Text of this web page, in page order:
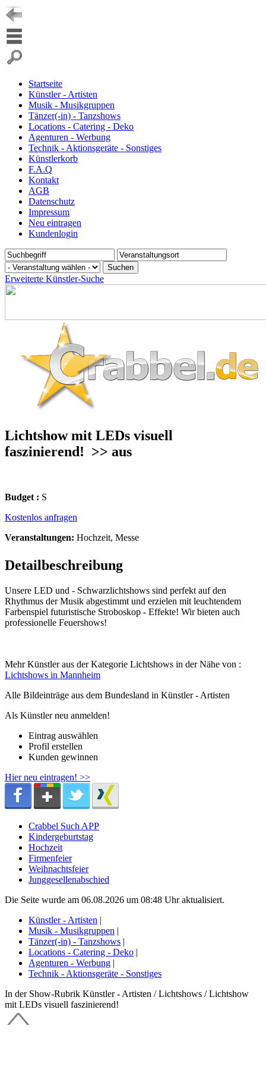
Startseite
Künstler - Artisten
Musik - Musikgruppen
Tänzer(-in) - Tanzshows
Locations - Catering - Deko
Agenturen - Werbung
Technik - Aktionsgeräte - Sonstiges
Künstlerkorb
F.A.Q
Kontakt
AGB
Datenschutz
Impressum
Neu eintragen
Kundenlogin
Erweiterte Künstler-Suche
Lichtshow mit LEDs visuell
faszinierend! >> aus
Budget : S
Kostenlos anfragen
Veranstaltungen: Hochzeit, Messe
Detailbeschreibung
Unsere LED und - Schwarzlichtshows sind perfekt auf den
Rhythmus der Musik abgestimmt und erzielen mit leuchtendem
Farbenspiel futuristische Stroboskop - Effekte! Wir bieten auch
professionelle Feuershows!
Mehr Künstler aus der Kategorie Lichtshows in der Nähe von :
Lichtshows in Mannheim
Alle Bildeinträge aus dem Bundesland in Künstler - Artisten
Als Künstler neu anmelden!
Eintrag auswählen
Profil erstellen
Kunden gewinnen
Hier neu eintragen! >>
Crabbel Such APP
Kindergeburtstag
Hochzeit
Firmenfeier
Weihnachtsfeier
Junggesellenabschied
Die Seite wurde am 06.08.2026 um 08:48 Uhr aktualisiert.
Künstler - Artisten |
Musik - Musikgruppen |
Tänzer(-in) - Tanzshows |
Locations - Catering - Deko |
Agenturen - Werbung |
Technik - Aktionsgeräte - Sonstiges
In der Show-Rubrik Künstler - Artisten / Lichtshows / Lichtshow
mit LEDs visuell faszinierend!